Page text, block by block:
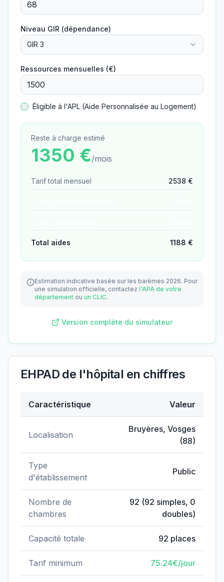
Niveau GIR (dépendance)
GIR 3
Ressources mensuelles (€)
Éligible à l'APL (Aide Personnalisée au Logement)
Reste à charge estimé
1350 €/mois
Tarif total mensuel 2538 €
Total aides 1188 €
Estimation indicative basée sur les barèmes 2026. Pour
une simulation officielle, contactez l'APA de votre
département ou un CLIC.
Version complète du simulateur
EHPAD de l'hôpital en chiffres
Caractéristique Valeur
Localisation
Bruyères, Vosges
(88)
Type
d'établissement
Public
Nombre de
chambres
92 (92 simples, 0
doubles)
Capacité totale 92 places
Tarif minimum 75.24€/jour